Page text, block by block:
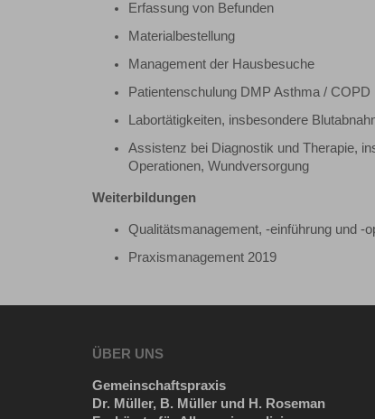
Erfassung von Befunden
Materialbestellung
Management der Hausbesuche
Patientenschulung DMP Asthma / COPD
Labortätigkeiten, insbesondere
Assistenz bei Diagnostik und Therapie,
Operationen, Wundversorgung
Weiterbildungen
Qualitätsmanagement, -einführung und -
Praxismanagement 2019
ÜBER UNS
Gemeinschaftspraxis
Dr. Müller, B. Müller und H. Roseman